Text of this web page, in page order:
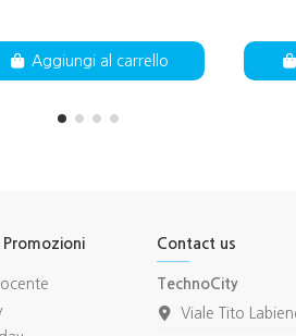
Aggiungi al carrello
Promozioni Contact us
TechnoCity
Viale Tito